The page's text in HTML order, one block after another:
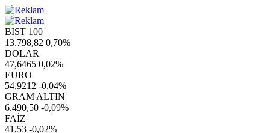
BIST 100
13.798,82 0,70%
DOLAR
47,6465 0,02%
EURO
54,9212 -0,04%
GRAM ALTIN
6.490,50 -0,09%
FAİZ
41,53 -0,02%